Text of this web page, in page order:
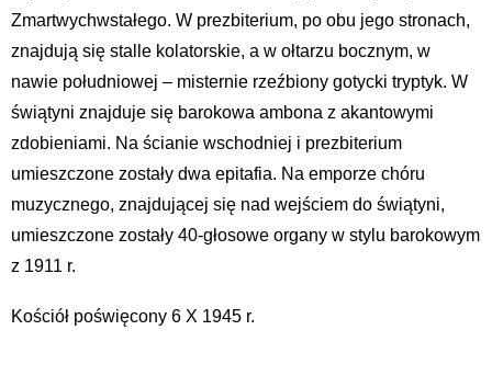
Zmartwychwstałego. W prezbiterium, po obu jego stronach,
znajdują się stalle kolatorskie, a w ołtarzu bocznym, w
nawie południowej – misternie rzeźbiony gotycki tryptyk. W
świątyni znajduje się barokowa ambona z akantowymi
zdobieniami. Na ścianie wschodniej i prezbiterium
umieszczone zostały dwa epitafia. Na emporze chóru
muzycznego, znajdującej się nad wejściem do świątyni,
umieszczone zostały 40-głosowe organy w stylu barokowym
z 1911 r.
Kościół poświęcony 6 X 1945 r.